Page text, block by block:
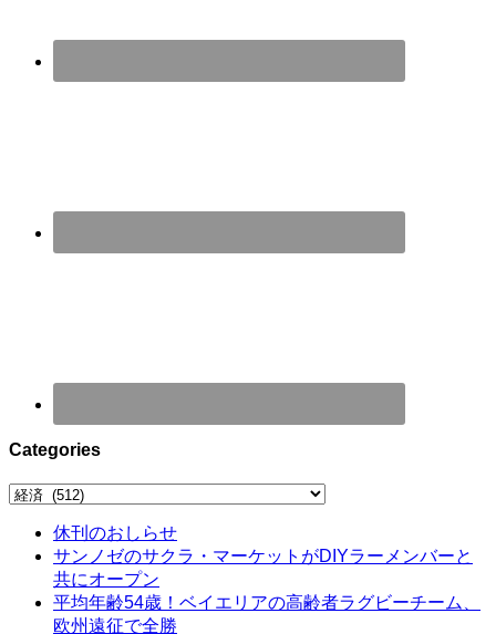
Categories
Categories
休刊のおしらせ
サンノゼのサクラ・マーケットがDIYラーメンバーと
共にオープン
平均年齢54歳！ベイエリアの高齢者ラグビーチーム、
欧州遠征で全勝